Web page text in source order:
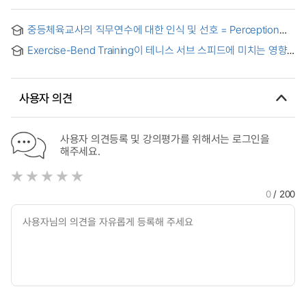
중등체육교사의 직무연수에 대한 인식 및 선호 = Perception
Teachers in Middle Schools
Exercise-Bend Training이 테니스 서브 스피드에 미치는 영향
사용자 의견
사용자 의견등록 및 강의평가를 위해서는 로그인을
해주세요.
0/ 200